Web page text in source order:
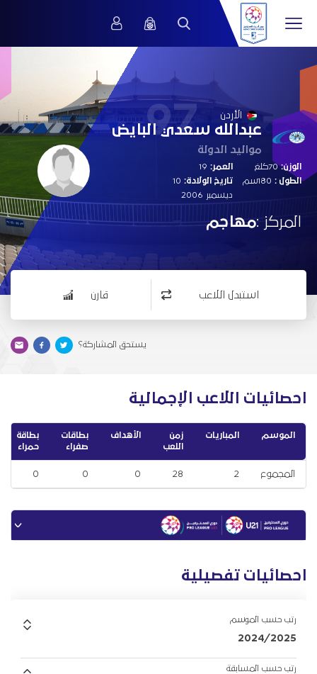
97 الأردن
عبدالله سعدي البايض
مواليد الدولة
الوزن:70كلغ
الطول :
العمر:
تاريخ الولادة: 10
ديسمبر 2006
المركز :مهاجم
استبدل اللاعب قارن
يستحق المشاركة؟
احصائيات اللاعب الإجمالية
الموسم المباريات
زمن
اللعب
الأهداف
بطاقات
صفراء
بطاقة
حمراء
المجموع 2
28
0
0
0
احصائيات تفصيلية
رتب حسب الموسم
2024/2025
رتب حسب المسابقة